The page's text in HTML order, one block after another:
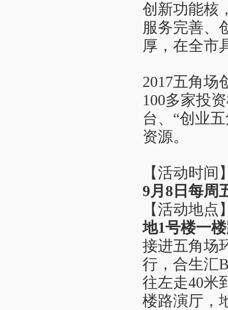
创新功能核
服务完善、
厚，在全市
2017五角场
100多家投
台、“创业
资源。
【活动时间
9月8日每周
【活动地点
地1号楼一
接进五角场
行，合生汇
往左走40米
楼路演厅，